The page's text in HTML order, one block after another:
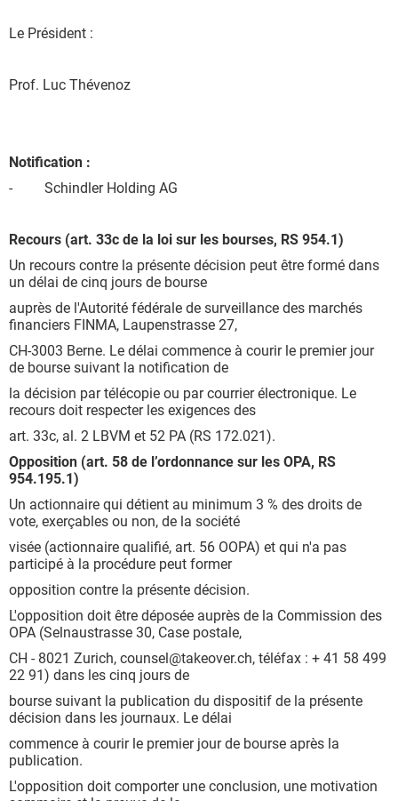
Le Président :
Prof. Luc Thévenoz
Notification :
- Schindler Holding AG
Recours (art. 33c de la loi sur les bourses, RS 954.1)
Un recours contre la présente décision peut être formé dans
un délai de cinq jours de bourse
auprès de l'Autorité fédérale de surveillance des marchés
financiers FINMA, Laupenstrasse 27,
CH-3003 Berne. Le délai commence à courir le premier jour
de bourse suivant la notification de
la décision par télécopie ou par courrier électronique. Le
recours doit respecter les exigences des
art. 33c, al. 2 LBVM et 52 PA (RS 172.021).
Opposition (art. 58 de l’ordonnance sur les OPA, RS
954.195.1)
Un actionnaire qui détient au minimum 3 % des droits de
vote, exerçables ou non, de la société
visée (actionnaire qualifié, art. 56 OOPA) et qui n'a pas
participé à la procédure peut former
opposition contre la présente décision.
L'opposition doit être déposée auprès de la Commission des
OPA (Selnaustrasse 30, Case postale,
CH - 8021 Zurich, counsel@takeover.ch, téléfax : + 41 58 499
22 91) dans les cinq jours de
bourse suivant la publication du dispositif de la présente
décision dans les journaux. Le délai
commence à courir le premier jour de bourse après la
publication.
L'opposition doit comporter une conclusion, une motivation